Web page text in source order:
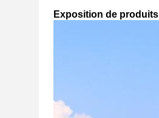
Exposition de produits